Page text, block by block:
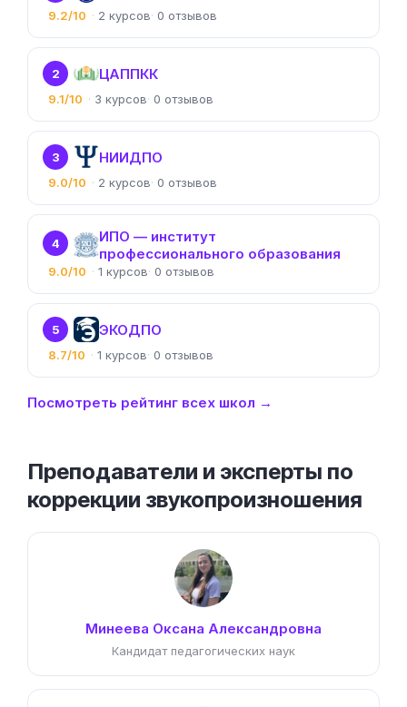
9.2/10 2 0
2 ЦАППКК
9.1/10 3 0
3 НИИДПО
9.0/10 2 0
4
ИПО — институт
профессионального образования
9.0/10 1 0
5 ЭКОДПО
8.7/10 1 0
Посмотреть рейтинг всех школ →
Преподаватели и эксперты по
коррекции звукопроизношения
Минеева Оксана Александровна
Кандидат педагогических наук